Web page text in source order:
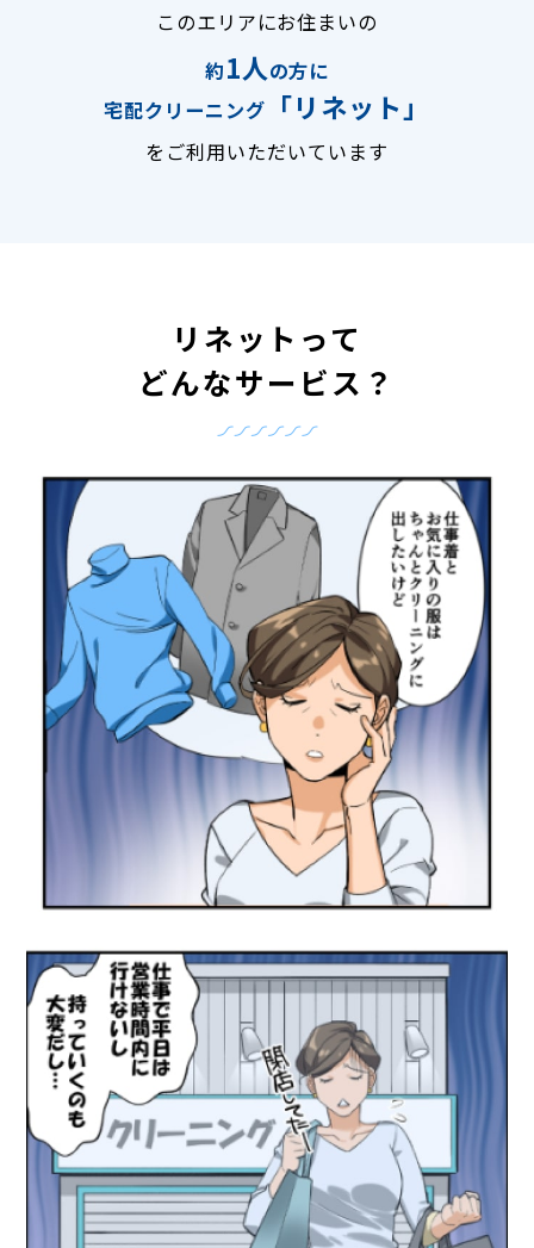
このエリアにお住まいの
約1人の方に
宅配クリーニング
「リネット」
をご利用いただいています
リネットって
どんなサービス？